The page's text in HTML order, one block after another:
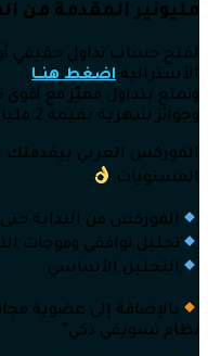
مليونير المقدمة من
الأسترالية اضغط هنــا
وجوائز شهرية بقيمة 2 مليار دولار لأول مرة في عالم الفوركس !
الفوركس العربي بيقدملك
المستويات
الفوركس من البداية حتى
تحليل توافقي وموجات
التحليل الأساسي
بالإضافة إلى عضوية
نظام تسويقي ذكي”